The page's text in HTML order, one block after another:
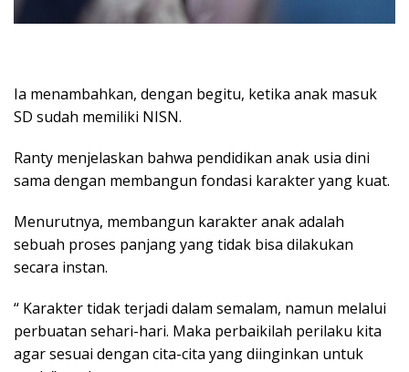
Ia menambahkan, dengan begitu, ketika anak masuk
SD sudah memiliki NISN.
Ranty menjelaskan bahwa pendidikan anak usia dini
sama dengan membangun fondasi karakter yang kuat.
Menurutnya, membangun karakter anak adalah
sebuah proses panjang yang tidak bisa dilakukan
secara instan.
“ Karakter tidak terjadi dalam semalam, namun melalui
perbuatan sehari-hari. Maka perbaikilah perilaku kita
agar sesuai dengan cita-cita yang diinginkan untuk